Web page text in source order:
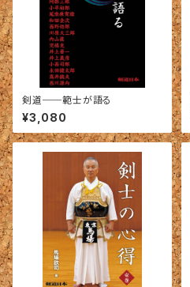
剣道──範士が語る
¥3,080